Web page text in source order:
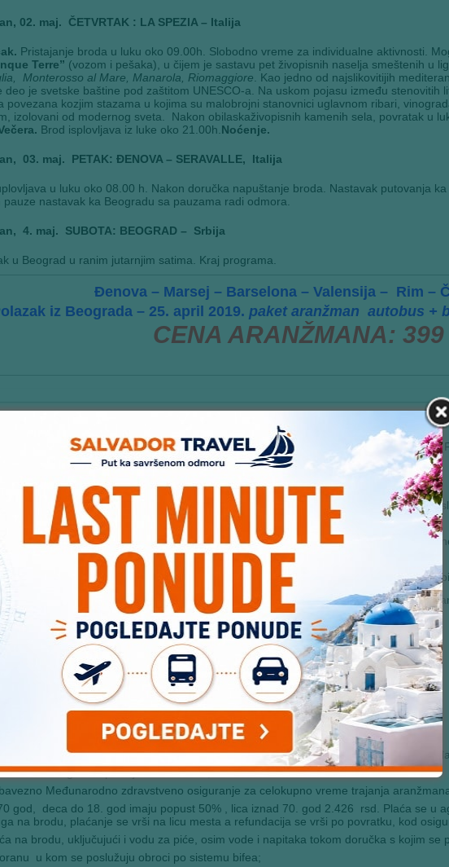
02. maj. ČETVRTAK : LA SPEZIA – Italija
Pristajanje broda u luku oko 09.00h. Slobodno vreme za individualne aktivnosti.
Terre” (vozom i pešaka), u čijem je sastavu pet živopisnih naselja smeštenih u
Monterosso al Mare, Manarola, Riomaggiore . Kao jedno od najslikovitijih
deo je svetske baštine pod zaštitom UNESCO-a. Na uskom pojasu između stenovitih
povezana kozjim stazama u kojima su malobrojni stanovnici uglavnom ribari,
izolovani od modernog sveta. Nakon obilaskaživopisnih kamenih sela, povratak u
Brod isplovljava iz luke oko 21.00h. Noćenje.
03. maj. PETAK: ĐENOVA – SERAVALLE, Italija
u luku oko 08.00 h. Nakon doručka napuštanje broda. Nastavak putovanja
pauze nastavak ka Beogradu sa pauzama radi odmora.
4. maj. SUBOTA: BEOGRAD – Srbija
u Beograd u ranim jutarnjim satima. Kraj programa.
Đenova – Marsej – Barselona – Valensija – Rim –
iz Beograda – 25. april 2019. paket aranžman autobus +
CENA ARANŽMANA:
(8 dana/7noći) kruzeromCosta Fortunana relaciji Đenova (Italija) – Marsej
(Španija) – Ćivitavekija (Italija) – La Spezija (Italija) – Đenova (Italija);
u dvokrevetnim kabinama unutrašnje kategorije IC tokom krstarenja;
puni pansion (doručak, ručak, večera, popodnevni međuobrok). Svi obroci se
sto) ili u restoranu po sistemu izbornog menija;
u brodskom pozorištu svake večeri tokom krstarenja i brodskim salonima uz
bazena, fitnes sale, džoging staze i hidromasažne kade (jacuzzi) na lido
rekreativno zabavne programe kao i animaciju dece tokom krstarenja u
turističkim autobusom (audio, video, A/C) na datoj relaciji po programu;
vodiča – tokom putovanja;
organizacije putovanja.
ARANŽMANA NE OBUHVATA
lučke takse (150 €) koje se plaćaju prilikom uplate aranžmana;
napojnice koje se plaćaju na brodu i iznose 70 € po odrasloj osobi, deca
od 4 do 14 godina plaćaju 50% iznosa.;
Međunarodno zdravstveno osiguranje za celokupno vreme trajanja
god, deca do 18. god imaju popust 50% , lica iznad 70. god 2.426 rsd. Plaća se u
na brodu, plaćanje se vrši na licu mesta a refundacija se vrši po povratku, kod
na brodu, uključujući i vodu za piće, osim vode i napitaka tokom doručka s kojim se
u kom se poslužuju obroci po sistemu bifea;